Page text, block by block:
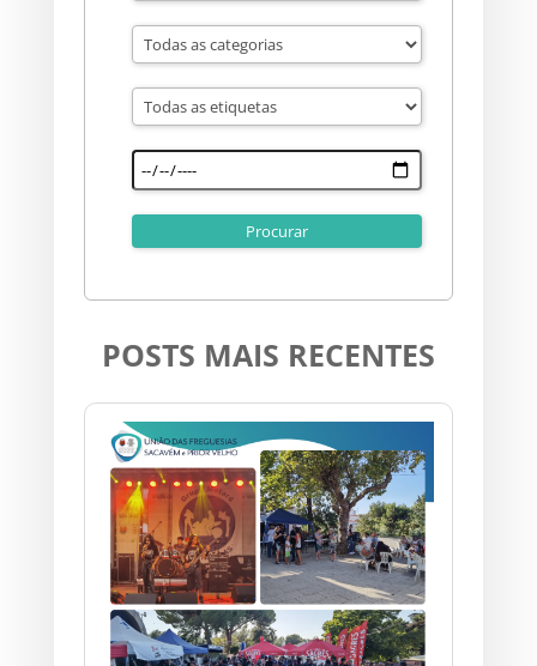
POSTS MAIS RECENTES